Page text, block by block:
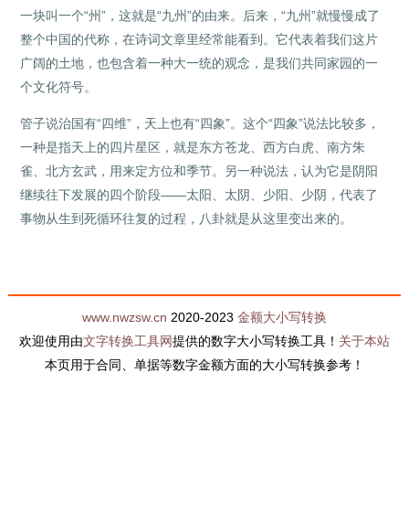
一块叫一个“州”，这就是“九州”的由来。后来，“九州”就慢慢成了
整个中国的代称，在诗词文章里经常能看到。它代表着我们这片
广阔的土地，也包含着一种大一统的观念，是我们共同家园的一
个文化符号。
管子说治国有“四维”，天上也有“四象”。这个“四象”说法比较多，
一种是指天上的四片星区，就是东方苍龙、西方白虎、南方朱
雀、北方玄武，用来定方位和季节。另一种说法，认为它是阴阳
继续往下发展的四个阶段——太阳、太阴、少阳、少阴，代表了
事物从生到死循环往复的过程，八卦就是从这里变出来的。
www.nwzsw.cn 2020-2023 金额大小写转换
欢迎使用由文字转换工具网提供的数字大小写转换工具！ 关于本站
本页用于合同、单据等数字金额方面的大小写转换参考！